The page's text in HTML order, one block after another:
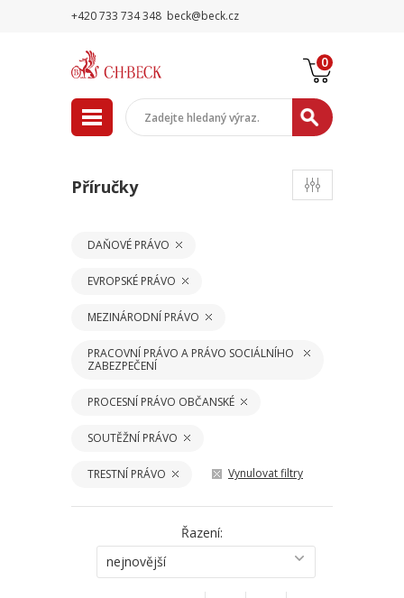
+420 733 734 348 beck@beck.cz
0
Příručky
DAŇOVÉ PRÁVO
EVROPSKÉ PRÁVO
MEZINÁRODNÍ PRÁVO
PRACOVNÍ PRÁVO A PRÁVO SOCIÁLNÍHO
ZABEZPEČENÍ
PROCESNÍ PRÁVO OBČANSKÉ
SOUTĚŽNÍ PRÁVO
TRESTNÍ PRÁVO Vynulovat filtry
Řazení:
nejnovější